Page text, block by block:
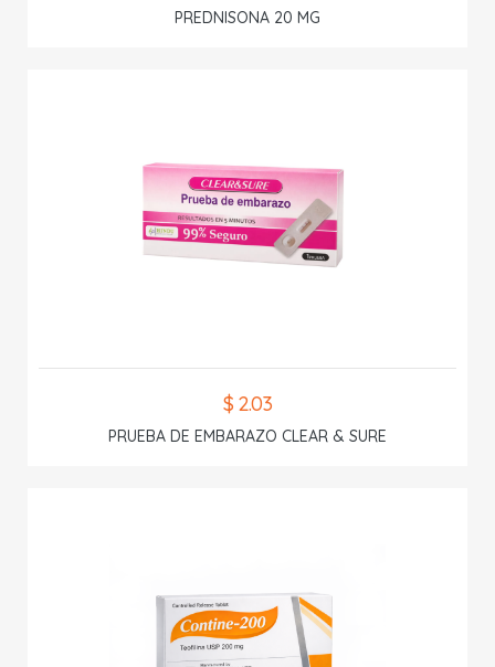
PREDNISONA 20 MG
$ 2.03
PRUEBA DE EMBARAZO CLEAR & SURE